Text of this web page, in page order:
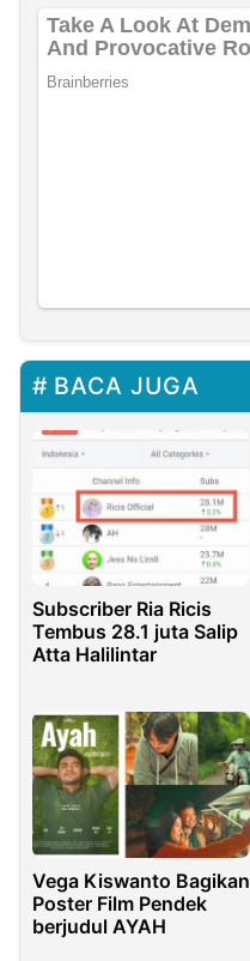
BACA JUGA
Subscriber Ria Ricis
Tembus 28.1 juta Salip
Atta Halilintar
Vega Kiswanto Bagikan
Poster Film Pendek
berjudul AYAH